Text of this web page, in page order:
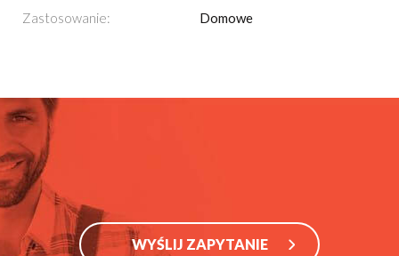
Zastosowanie:
Domowe
WYŚLIJ ZAPYTANIE